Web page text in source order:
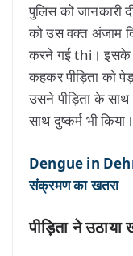
पुलिस को जानकारी
को उस वक्त अंजाम
करने गई thi। इसके
कहकर पीड़िता को
उसने पीड़िता के
साथ दुष्कर्म भी किया।
Dengue in
संक्रमण का खतरा
पीड़िता ने